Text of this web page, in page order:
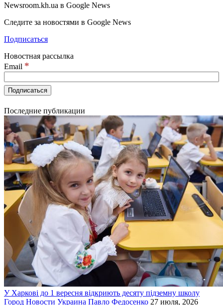
Newsroom.kh.ua в Google News
Следите за новостями в Google News
Подписаться
Новостная рассылка
Email *
Последние публикации
У Харкові до 1 вересня відкриють десяту підземну школу
Город Новости Украина Павло Федосенко 27 июля, 2026